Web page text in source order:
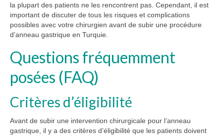
la plupart des patients ne les rencontrent pas. Cependant, il est
important de discuter de tous les risques et complications
possibles avec votre chirurgien avant de subir une procédure
d’anneau gastrique en Turquie.
Questions fréquemment
posées (FAQ)
Critères d’éligibilité
Avant de subir une intervention chirurgicale pour l’anneau
gastrique, il y a des critères d’éligibilité que les patients doivent